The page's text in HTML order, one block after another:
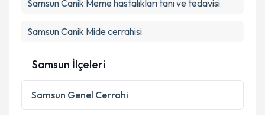
Takvim Talebini Gönder
Samsun Canik Meme hastalıkları tanı ve tedavisi
Samsun Canik Mide cerrahisi
Samsun İlçeleri
Samsun Genel Cerrahi